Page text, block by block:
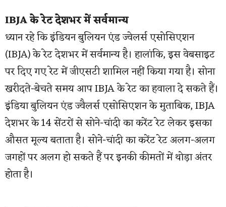
IBJA के रेट देशभर में सर्वमान्य
ध्यान रहे कि इंडियन बुलियन एंड ज्वेलर्स एसोसिएशन
(IBJA) के रेट देशभर में सर्वमान्य है। हालांकि, इस वेबसाइट
पर दिए गए रेट में जीएसटी शामिल नहीं किया गया है। सोना
खरीदते-बेचते समय आप IBJA के रेट का हवाला दे सकते हैं।
इंडिया बुलियन एंड ज्वैलर्स एसोसिएशन के मुताबिक, IBJA
देशभर के 14 सेंटरों से सोने-चांदी का करेंट रेट लेकर इसका
औसत मूल्य बताता है। सोने-चांदी का करेंट रेट अलग-अलग
जगहों पर अलग हो सकते हैं पर इनकी कीमतों में थोड़ा अंतर
होता है।